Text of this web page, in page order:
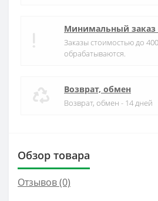
Минимальный заказ
Заказы стоимостью до
обрабатываются.
Возврат, обмен
Возврат, обмен - 14 дней
Обзор товара
Отзывов (0)